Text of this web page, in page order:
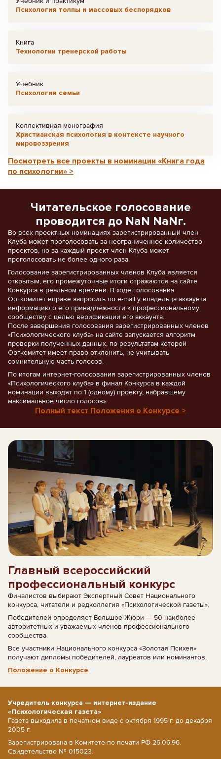
Психология толпы и массовых беспорядков
Книга
Технологии тренерской работы
Учебник
Психология семьи
Коллективная монография
Христианская психология в контексте научного
мировоззрения
Посмотреть все проекты в номинации «Книга года
по психологии» >
Читательское голосование
проводится до NaN NaNг.
Во всех проектных номинациях зарегистрированный член
Клуба может проголосовать за неограниченное количество
проектов, но за каждый проект член Клуба может
проголосовать не более одного раза.
Голосование зарегистрированных членов Клуба является
открытым, его промежуточные итоги отражаются на сайте
Конкурса в реальном времени. В ходе голосования
Оргкомитет вправе запросить по e-mail у владельца аккаунта
информацию о его принадлежности к профессиональному
сообществу с целью верификации его аккаунта.
После завершения голосования зарегистрированных членов
«Психологического клуба» на сайте запускается алгоритм
проверки полученных данных, по результатам которой
Оргкомитет имеет право отклонить, не учитывать
сомнительную часть голосов.
По итогам интернет-голосования зарегистрированных членов
«Психологического клуба» в финал Конкурса в каждой
номинации выходят по 1 (одному) проекту, набравшему
максимальное число голосов».
Полный текст Положения о Конкурсе >
Главный всероссийский
профессиональный конкурс
Финалистов выбирают Экспертный Совет Национального
конкурса, читатели и редколлегия «Психологической газеты».
Победителей определяет Большое Жюри — 50 наиболее
авторитетных и уважаемых членов профессионального
сообщества.
Все участники Национального конкурса «Золотая Психея»
получают дипломы победителей, лауреатов или номинантов.
Положение о Конкурсе
Учредитель конкурса — интернет-издание
«Психологическая газета»
Газета выходила в печатном виде с октября 1995 г. до декабря
2005 г.
Зарегистрирована в Комитете по печати РФ 26.06.96.
Свидетельство № 015023.